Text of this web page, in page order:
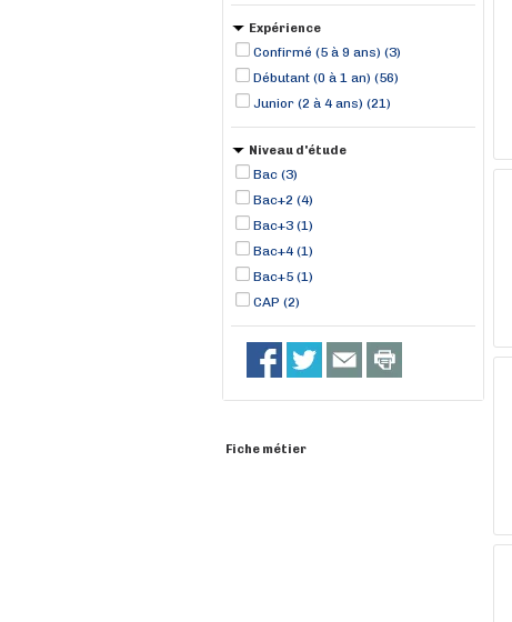
Expérience
Confirmé (5 à 9 ans) (3)
Débutant (0 à 1 an) (56)
Junior (2 à 4 ans) (21)
Niveau d'étude
Bac (3)
Bac+2 (4)
Bac+3 (1)
Bac+4 (1)
Bac+5 (1)
CAP (2)
Fiche métier